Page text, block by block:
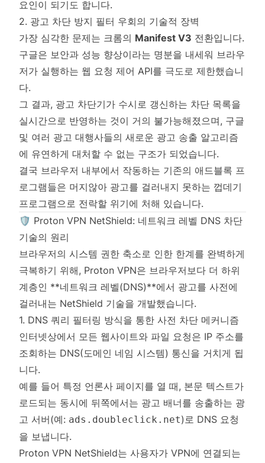
요인이 되기도 합니다.
2. 광고 차단 방지 필터 우회의 기술적 장벽
가장 심각한 문제는 크롬의 Manifest V3 전환입니다.
구글은 보안과 성능 향상이라는 명분을 내세워 브라우
저가 실행하는 웹 요청 제어 API를 극도로 제한했습니
다.
그 결과, 광고 차단기가 수시로 갱신하는 차단 목록을
실시간으로 반영하는 것이 거의 불가능해졌으며, 구글
및 여러 광고 대행사들의 새로운 광고 송출 알고리즘
에 유연하게 대처할 수 없는 구조가 되었습니다.
결국 브라우저 내부에서 작동하는 기존의 애드블록 프
로그램들은 머지않아 광고를 걸러내지 못하는 껍데기
프로그램으로 전락할 위기에 처해 있습니다.
🛡️ Proton VPN NetShield: 네트워크 레벨 DNS 차단
기술의 원리
브라우저의 시스템 권한 축소로 인한 한계를 완벽하게
극복하기 위해, Proton VPN은 브라우저보다 더 하위
계층인 **네트워크 레벨(DNS)**에서 광고를 사전에
걸러내는 NetShield 기술을 개발했습니다.
1. DNS 쿼리 필터링 방식을 통한 사전 차단 메커니즘
인터넷상에서 모든 웹사이트와 파일 요청은 IP 주소를
조회하는 DNS(도메인 네임 시스템) 통신을 거치게 됩
니다.
예를 들어 특정 언론사 페이지를 열 때, 본문 텍스트가
로드되는 동시에 뒤쪽에서는 광고 배너를 송출하는 광
고 서버(예: ads.doubleclick.net)로 DNS 요청
을 보냅니다.
Proton VPN NetShield는 사용자가 VPN에 연결되는